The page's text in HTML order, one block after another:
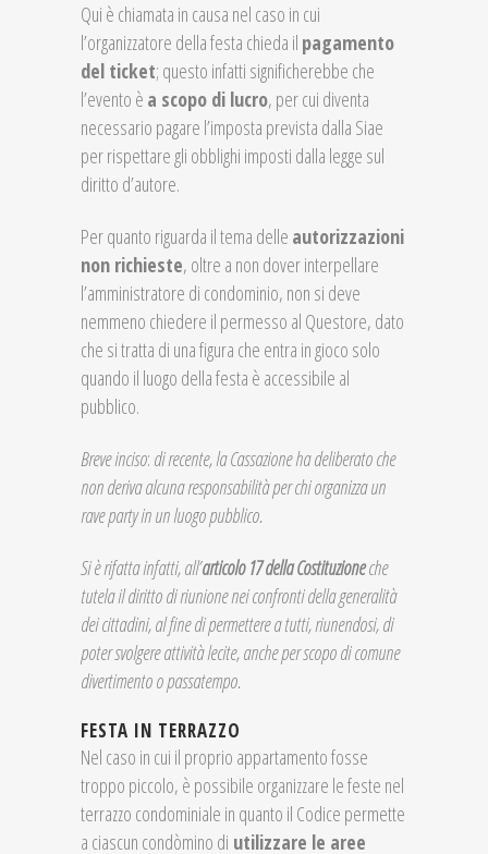
Qui è chiamata in causa nel caso in cui
l’organizzatore della festa chieda il pagamento
del ticket; questo infatti significherebbe che
l’evento è a scopo di lucro, per cui diventa
necessario pagare l’imposta prevista dalla Siae
per rispettare gli obblighi imposti dalla legge sul
diritto d’autore.
Per quanto riguarda il tema delle autorizzazioni
non richieste, oltre a non dover interpellare
l’amministratore di condominio, non si deve
nemmeno chiedere il permesso al Questore, dato
che si tratta di una figura che entra in gioco solo
quando il luogo della festa è accessibile al
pubblico.
Breve inciso: di recente, la Cassazione ha deliberato che
non deriva alcuna responsabilità per chi organizza un
rave party in un luogo pubblico.
Si è rifatta infatti, all’articolo 17 della Costituzioneche
tutela il diritto di riunione nei confronti della generalità
dei cittadini, al fine di permettere a tutti, riunendosi, di
poter svolgere attività lecite, anche per scopo di comune
divertimento o passatempo.
FESTA IN TERRAZZO
Nel caso in cui il proprio appartamento fosse
troppo piccolo, è possibile organizzare le feste nel
terrazzo condominiale in quanto il Codice permette
a ciascun condòmino di utilizzare le aree